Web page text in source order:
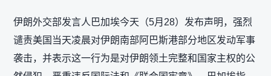
伊朗外交部发言人巴加埃今天（5月28）发布声明，强烈
谴责美国当天凌晨对伊朗南部阿巴斯港部分地区发动军事
袭击，并表示这一行为是对伊朗领土完整和国家主权的公